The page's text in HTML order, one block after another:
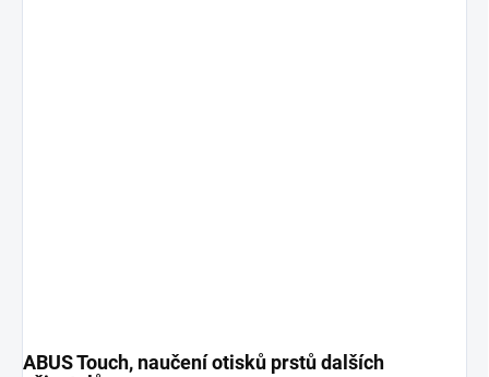
ABUS Touch, naučení otisků prstů dalších